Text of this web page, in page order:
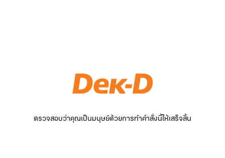
ตรวจสอบว่าคุณเป็นมนุษย์ด้วยการทำคำสั่งนี้ให้เสร็จสิ้น